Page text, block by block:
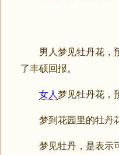
男人梦见牡丹花，预
了丰硕回报。
女人 梦见牡丹花，
梦到花园里的牡丹花
梦见牡丹，是表示可